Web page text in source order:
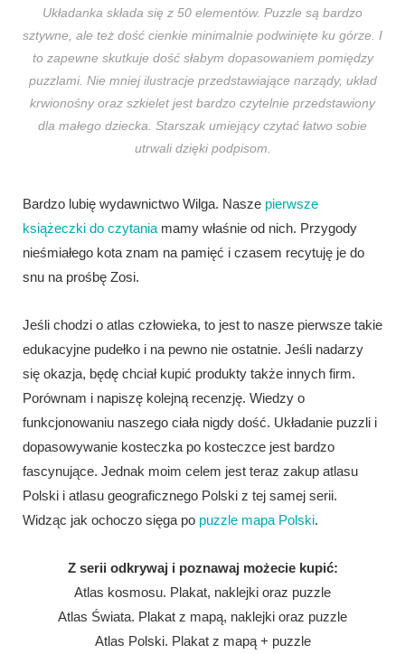
Układanka składa się z 50 elementów. Puzzle są bardzo
sztywne, ale też dość cienkie minimalnie podwinięte ku górze. I
to zapewne skutkuje dość słabym dopasowaniem pomiędzy
puzzlami. Nie mniej ilustracje przedstawiające narządy, układ
krwionośny oraz szkielet jest bardzo czytelnie przedstawiony
dla małego dziecka. Starszak umiejący czytać łatwo sobie
utrwali dzięki podpisom.
Bardzo lubię wydawnictwo Wilga. Nasze pierwsze
książeczki do czytania mamy właśnie od nich. Przygody
nieśmiałego kota znam na pamięć i czasem recytuję je do
snu na prośbę Zosi.
Jeśli chodzi o atlas człowieka, to jest to nasze pierwsze takie
edukacyjne pudełko i na pewno nie ostatnie. Jeśli nadarzy
się okazja, będę chciał kupić produkty także innych firm.
Porównam i napiszę kolejną recenzję. Wiedzy o
funkcjonowaniu naszego ciała nigdy dość. Układanie puzzli i
dopasowywanie kosteczka po kosteczce jest bardzo
fascynujące. Jednak moim celem jest teraz zakup atlasu
Polski i atlasu geograficznego Polski z tej samej serii.
Widząc jak ochoczo sięga po puzzle mapa Polski.
Z serii odkrywaj i poznawaj możecie kupić:
Atlas kosmosu. Plakat, naklejki oraz puzzle
Atlas Świata. Plakat z mapą, naklejki oraz puzzle
Atlas Polski. Plakat z mapą + puzzle